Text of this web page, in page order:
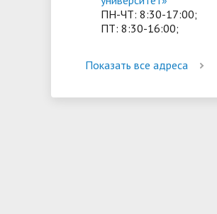
ПН-ЧТ: 8:30-17:00;
ПТ: 8:30-16:00;
Показать все адреса